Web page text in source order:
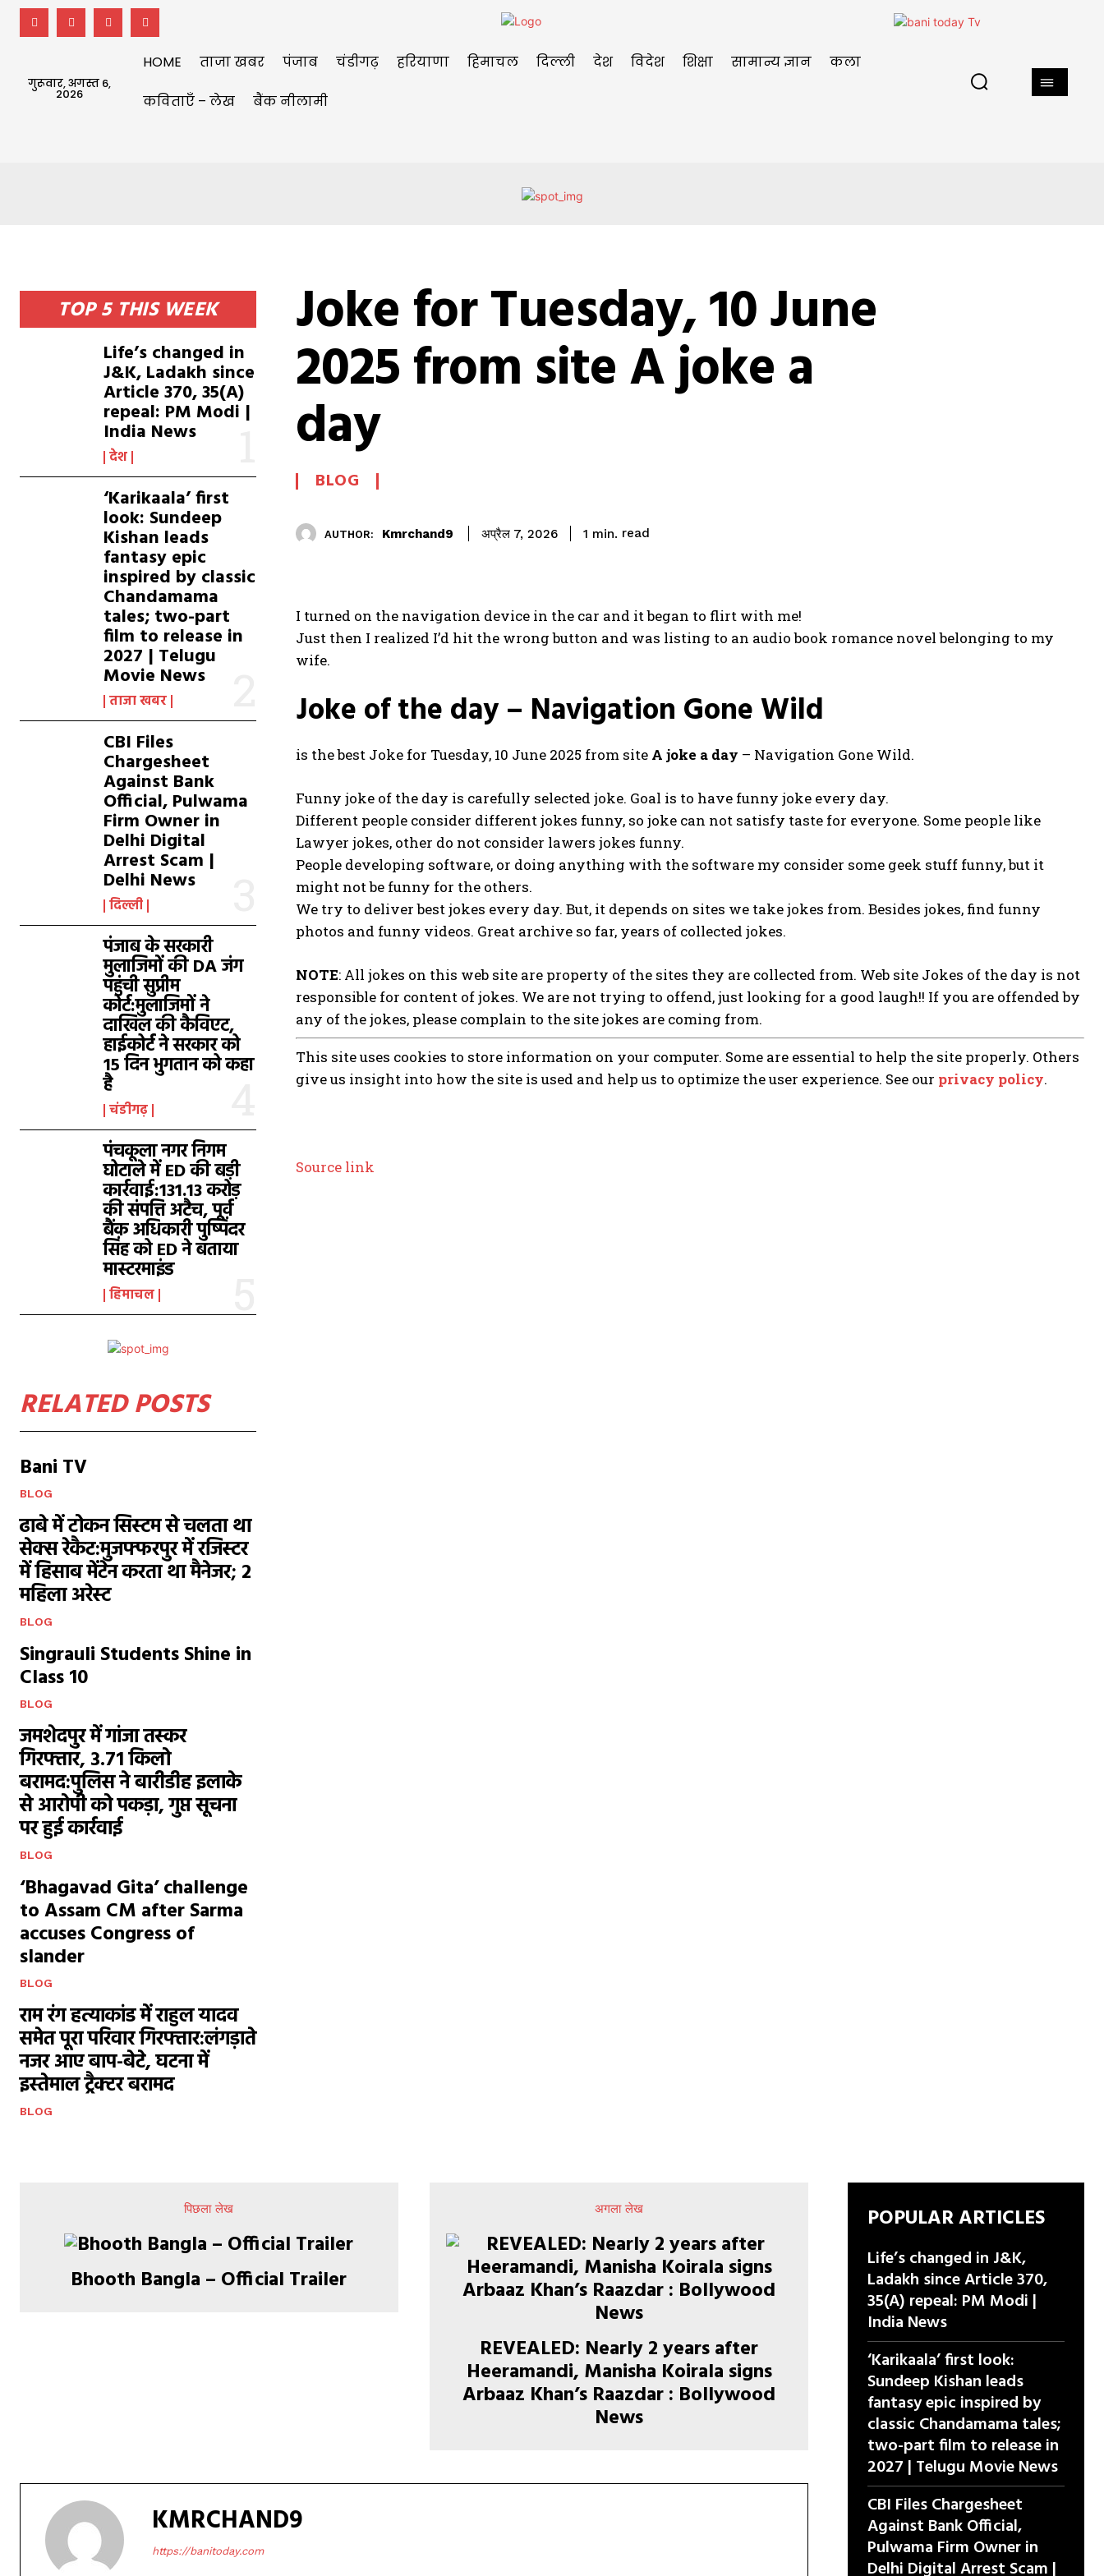
गुरूवार, अगस्त 6,
2026
HOME ताजा खबर पंजाब चंडीगढ़ हरियाणा हिमाचल दिल्ली देश विदेश शिक्षा सामान्य ज्ञान कला
कविताएँ – लेख बैंक नीलामी
TOP 5 THIS WEEK
Life’s changed in
J&K, Ladakh since
Article 370, 35(A)
repeal: PM Modi |
India News
देश
‘Karikaala’ first
look: Sundeep
Kishan leads
fantasy epic
inspired by classic
Chandamama
tales; two-part
film to release in
2027 | Telugu
Movie News
ताजा खबर
CBI Files
Chargesheet
Against Bank
Official, Pulwama
Firm Owner in
Delhi Digital
Arrest Scam |
Delhi News
दिल्ली
पंजाब के सरकारी
मुलाजिमों की DA जंग
पहुंची सुप्रीम
कोर्ट:मुलाजिमों ने
दाखिल की कैविएट,
हाईकोर्ट ने सरकार को
15 दिन भुगतान को कहा
है
चंडीगढ़
पंचकूला नगर निगम
घोटाले में ED की बड़ी
कार्रवाई:131.13 करोड़
की संपत्ति अटैच, पूर्व
बैंक अधिकारी पुष्पिंदर
सिंह को ED ने बताया
मास्टरमाइंड
हिमाचल
RELATED POSTS
Bani TV
BLOG
ढाबे में टोकन सिस्टम से चलता था
सेक्स रेकैट:मुजफ्फरपुर में रजिस्टर
में हिसाब मेंटेन करता था मैनेजर; 2
महिला अरेस्ट
BLOG
Singrauli Students Shine in
Class 10
BLOG
जमशेदपुर में गांजा तस्कर
गिरफ्तार, 3.71 किलो
बरामद:पुलिस ने बारीडीह इलाके
से आरोपी को पकड़ा, गुप्त सूचना
पर हुई कार्रवाई
BLOG
‘Bhagavad Gita’ challenge
to Assam CM after Sarma
accuses Congress of
slander
BLOG
राम रंग हत्याकांड में राहुल यादव
समेत पूरा परिवार गिरफ्तार:लंगड़ाते
नजर आए बाप-बेटे, घटना में
इस्तेमाल ट्रैक्टर बरामद
BLOG
Joke for Tuesday, 10 June
2025 from site A joke a
day
BLOG
AUTHOR: Kmrchand9 अप्रैल 7, 2026 1 min. read
I turned on the navigation device in the car and it began to flirt with me!
Just then I realized I’d hit the wrong button and was listing to an audio book romance novel belonging to my
wife.
Joke of the day – Navigation Gone Wild
is the best Joke for Tuesday, 10 June 2025 from site A joke a day – Navigation Gone Wild.
Funny joke of the day is carefully selected joke. Goal is to have funny joke every day.
Different people consider different jokes funny, so joke can not satisfy taste for everyone. Some people like
Lawyer jokes, other do not consider lawers jokes funny.
People developing software, or doing anything with the software my consider some geek stuff funny, but it
might not be funny for the others.
We try to deliver best jokes every day. But, it depends on sites we take jokes from. Besides jokes, find funny
photos and funny videos. Great archive so far, years of collected jokes.
NOTE: All jokes on this web site are property of the sites they are collected from. Web site Jokes of the day is not
responsible for content of jokes. We are not trying to offend, just looking for a good laugh!! If you are offended by
any of the jokes, please complain to the site jokes are coming from.
This site uses cookies to store information on your computer. Some are essential to help the site properly. Others
give us insight into how the site is used and help us to optimize the user experience. See our privacy policy.
Source link
पिछला लेख
Bhooth Bangla – Official Trailer​​​​​​​​​​​​​​​​​​​​​​​​​​​​​​​​​​​​​​​​​​​​​​​​​​​​​​​​​​​​​​​​​​​​​​​​​​​​​​​​​​​​​​​​​​​​​​​​​​​​​​​​​​​​​​​​​​​​​​​​​​​​​​​​​​​​​​​​​​​​​​​​​​​​​​​​​​​​​​​​​​​​​​​​​​​​​​​​​​​​​​​​​​​​​​​​​​​​​​​​​​​​​​​​​​​​​​​​​​​​​​​​​​​​​​​​​​​​​​​​​​​​​​​​​​​​​​​​​​​​​​​​​​​​​​​​​​​​​​​​​​​​​​​​​​​​​​​​​​​​​​​​​​​​​​​​​​​​​​​​​​​​​​​​​​​​​​​​​​​​​​​​​​​​​​​​​​​​​​​​​​​​​​​​​​​​​​​​​​​​​​​​​​​​​​​​​​​​​​​​​​​​​​​​​​​​​​​​​​​​​​​​​​​​​​​​​​​​​​​​​​​​​​​​​​​​​​​​​​​​​​​​​​​​​​​​​​​​​​​​​​​​​​​​​​​​​​​​​​​​​​​​​​​​​​​​​​​​​​​​​​​​​​​​​​​​​​​​​​​​​​​​​​​​​​​​​​​​​​​​​​​​​​​​​​​​​​​​​​​​​​​​​​​​​​​​​​​​​​​​​​​​​​​​​​​​​​​​​
अगला लेख
REVEALED: Nearly 2 years after
Heeramandi, Manisha Koirala signs
Arbaaz Khan’s Raazdar : Bollywood
News
KMRCHAND9
https://banitoday.com
POPULAR ARTICLES
Life’s changed in J&K,
Ladakh since Article 370,
35(A) repeal: PM Modi |
India News
‘Karikaala’ first look:
Sundeep Kishan leads
fantasy epic inspired by
classic Chandamama tales;
two-part film to release in
2027 | Telugu Movie News
CBI Files Chargesheet
Against Bank Official,
Pulwama Firm Owner in
Delhi Digital Arrest Scam |